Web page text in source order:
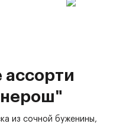
ассорти
из сочной буженины,